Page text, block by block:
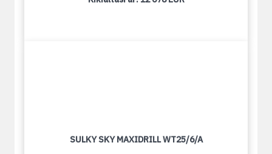
SULKY SKY MAXIDRILL WT25/6/A